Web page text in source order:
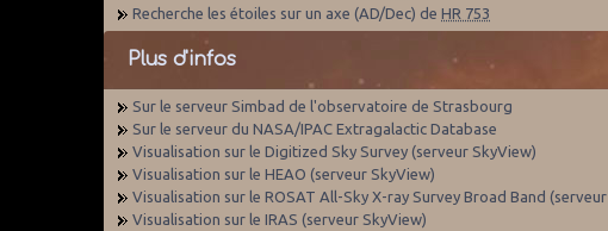
Recherche les étoiles sur un axe (AD/Dec) deHR 753
Plus d'infos
Sur le serveur Simbad de l'observatoire de Strasbourg
Sur le serveur du NASA/IPAC Extragalactic Database
Visualisation sur le Digitized Sky Survey (serveur SkyView)
Visualisation sur le HEAO (serveur SkyView)
Visualisation sur le ROSAT All-Sky X-ray Survey Broad Band
Visualisation sur le IRAS (serveur SkyView)